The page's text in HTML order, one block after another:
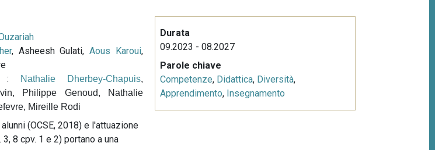
, Asheesh Gulati,Aous Karoui,
: Nathalie Dherbey-Chapuis,
Philippe Genoud, Nathalie
Mireille Rodi
(OCSE, 2018) e l'attuazione
8 cpv. 1 e 2) portano a una
Durata
09.2023 - 08.2027
Parole chiave
Competenze, Didattica, Diversità,
Apprendimento, Insegnamento